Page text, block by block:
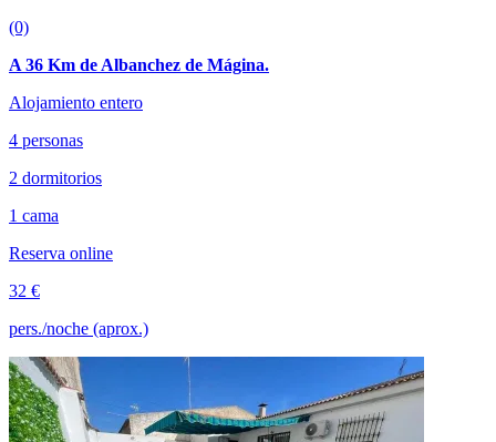
(0)
A 36 Km de Albanchez de Mágina.
Alojamiento entero
4 personas
2 dormitorios
1 cama
Reserva online
32 €
pers./noche (aprox.)